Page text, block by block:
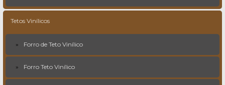
Tetos Vinílicos
Forro de Teto Vinílico
Forro Teto Vinílico